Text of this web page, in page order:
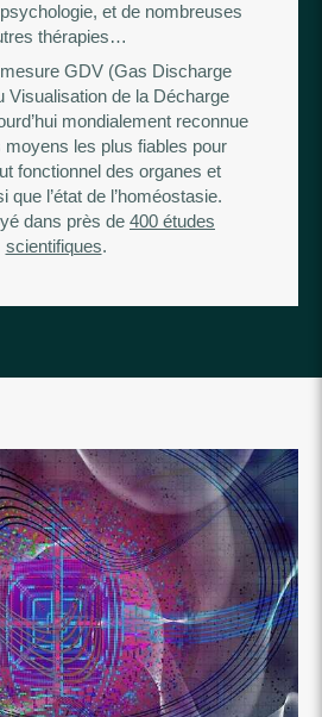
et de nombreuses
thérapies…
GDV (Gas Discharge
Visualisation de la Décharge
mondialement reconnue
les plus fiables pour
fonctionnel des organes et
que l’état de l’homéostasie.
dans près de 400 études
scientifiques.